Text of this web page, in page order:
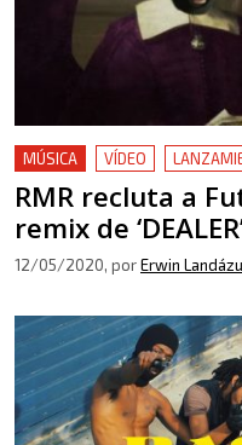
MÚSICA VÍDEO
RMR recluta a
remix de
12/05/2020, porErwin